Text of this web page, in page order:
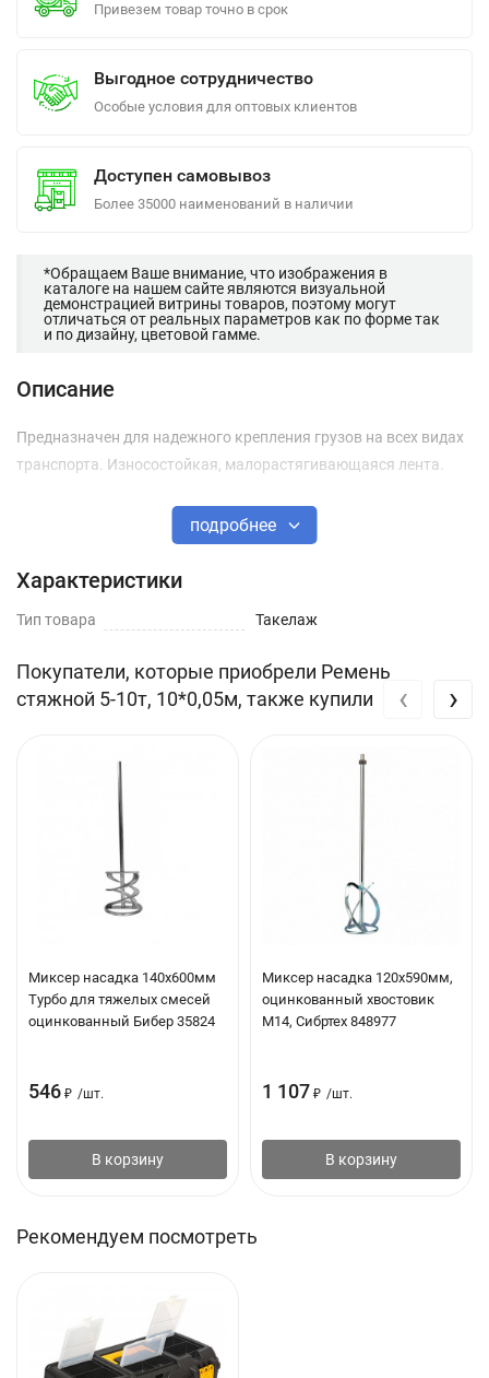
Привезем товар точно в срок
Выгодное сотрудничество
Особые условия для оптовых клиентов
Доступен самовывоз
Более 35000 наименований в наличии
*Обращаем Ваше внимание, что изображения в
каталоге на нашем сайте являются визуальной
демонстрацией витрины товаров, поэтому могут
отличаться от реальных параметров как по форме так
и по дизайну, цветовой гамме.
Описание
Предназначен для надежного крепления грузов на всех видах
транспорта. Износостойкая, малорастягивающаяся лента.
подробнее
Характеристики
Тип товара Такелаж
Покупатели, которые приобрели Ремень
стяжной 5-10т, 10*0,05м, также купили
Миксер насадка 140х600мм
Турбо для тяжелых смесей
оцинкованный Бибер 35824
546 ₽ /шт.
В корзину
Миксер насадка 120х590мм,
оцинкованный хвостовик
М14, Сибртех 848977
1 107 ₽ /шт.
В корзину
‹ ›
Рекомендуем посмотреть